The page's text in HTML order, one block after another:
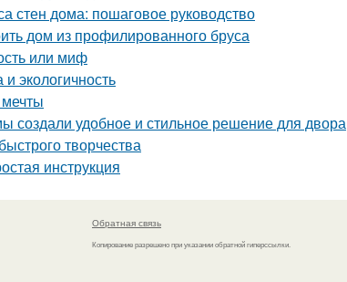
стен дома: пошаговое руководство
дом из профилированного бруса
или миф
экологичность
создали удобное и стильное решение для двора
творчества
инструкция
Обратная связь
Копирование разрешено при указании обратной гиперссылки.